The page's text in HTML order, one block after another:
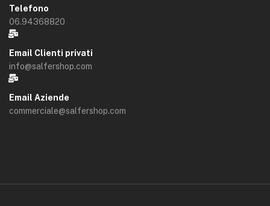
Telefono
06.94368820
Email Clienti privati
info@salfershop.com
Email Aziende
commerciale@salfershop.com